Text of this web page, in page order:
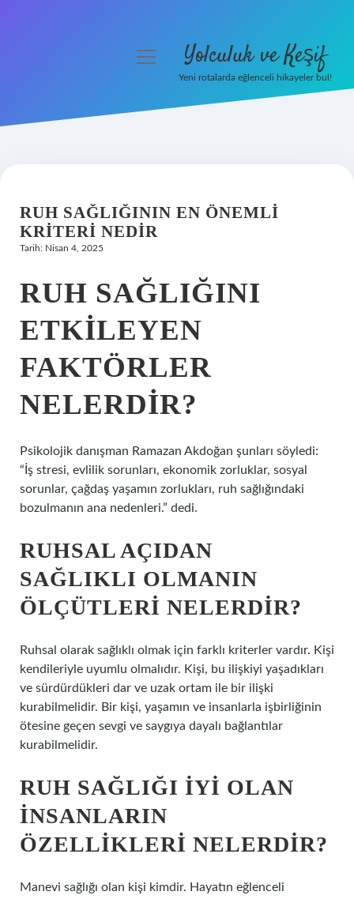
Hakkımızda
menüyü Yolculuk ve Keşif
Yeni rotalarda eğlenceli hikayeler bul!
RUH SAĞLIĞININ EN ÖNEMLI
KRITERI NEDIR
Tarih: Nisan 4, 2025
RUH SAĞLIĞINI
ETKILEYEN
FAKTÖRLER
NELERDIR?
Psikolojik danışman Ramazan Akdoğan şunları söyledi:
“İş stresi, evlilik sorunları, ekonomik zorluklar, sosyal
sorunlar, çağdaş yaşamın zorlukları, ruh sağlığındaki
bozulmanın ana nedenleri.” dedi.
RUHSAL AÇIDAN
SAĞLIKLI OLMANIN
ÖLÇÜTLERI NELERDIR?
Ruhsal olarak sağlıklı olmak için farklı kriterler vardır. Kişi
kendileriyle uyumlu olmalıdır. Kişi, bu ilişkiyi yaşadıkları
ve sürdürdükleri dar ve uzak ortam ile bir ilişki
kurabilmelidir. Bir kişi, yaşamın ve insanlarla işbirliğinin
ötesine geçen sevgi ve saygıya dayalı bağlantılar
kurabilmelidir.
RUH SAĞLIĞI IYI OLAN
INSANLARIN
ÖZELLIKLERI NELERDIR?
Manevi sağlığı olan kişi kimdir. Hayatın eğlenceli